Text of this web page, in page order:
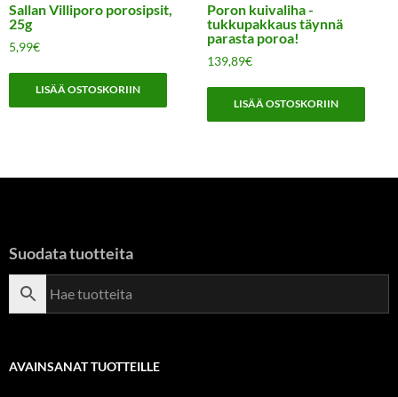
Sallan Villiporo porosipsit,
25g
5,99€
LISÄÄ OSTOSKORIIN
Poron kuivaliha -
tukkupakkaus täynnä
parasta poroa!
139,89€
LISÄÄ OSTOSKORIIN
Suodata tuotteita
AVAINSANAT TUOTTEILLE